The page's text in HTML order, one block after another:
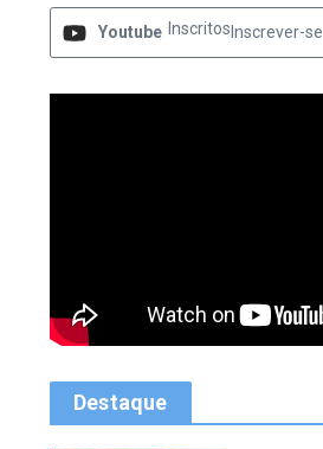
Youtube Inscritos Inscrever-se
Destaque